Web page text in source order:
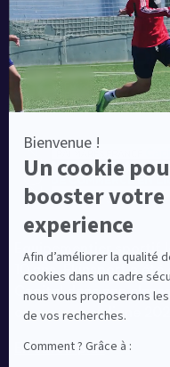
Equipementier sportif
10 ans, Ekinsport a
Capital dans son
commerce en ligne
En savoir plus